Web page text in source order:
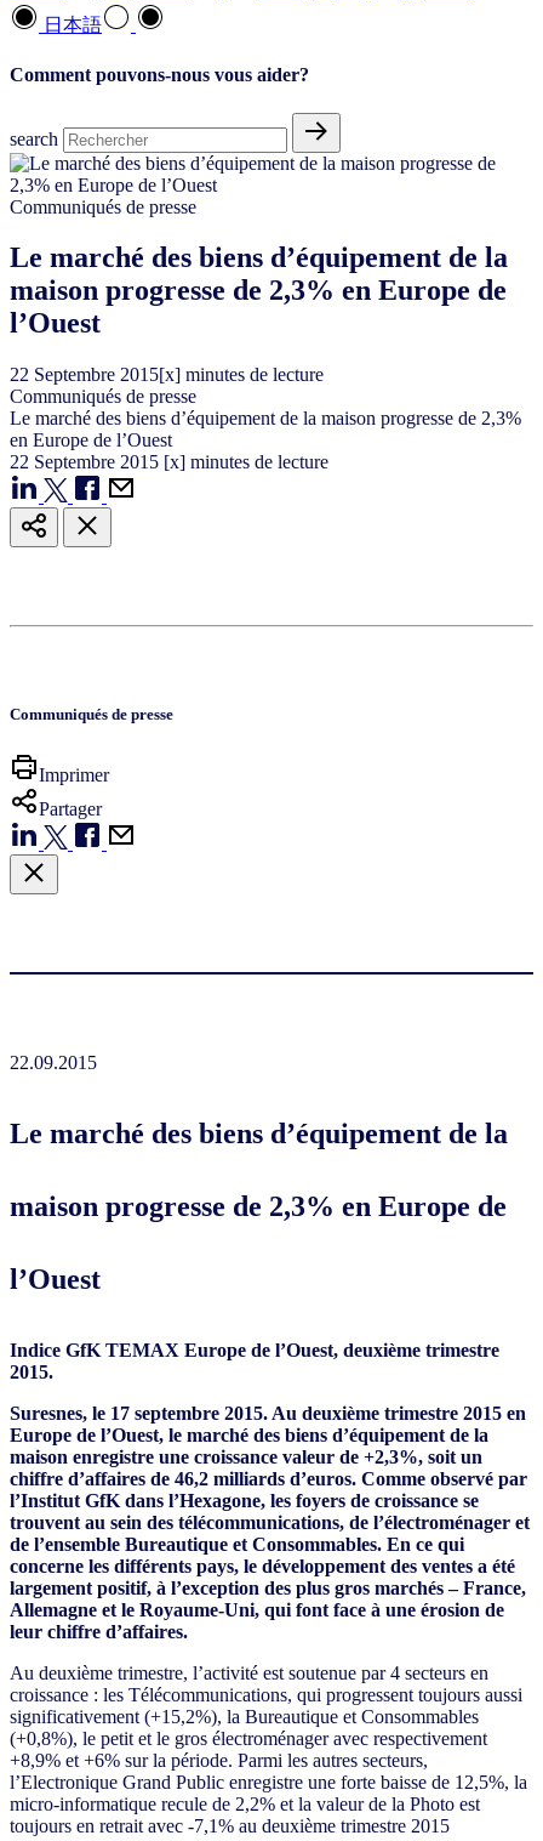
日本語
Comment pouvons-nous vous aider?
search
Communiqués de presse
Le marché des biens d’équipement de la
maison progresse de 2,3% en Europe de
l’Ouest
22 Septembre 2015[x] minutes de lecture
Communiqués de presse
Le marché des biens d’équipement de la maison progresse de 2,3%
en Europe de l’Ouest
22 Septembre 2015 [x] minutes de lecture
Communiqués de presse
Imprimer
Partager
22.09.2015
Le marché des biens d’équipement de la
maison progresse de 2,3% en Europe de
l’Ouest
Indice GfK TEMAX Europe de l’Ouest, deuxième trimestre
2015.
Suresnes, le 17 septembre 2015. Au deuxième trimestre 2015 en
Europe de l’Ouest, le marché des biens d’équipement de la
maison enregistre une croissance valeur de +2,3%, soit un
chiffre d’affaires de 46,2 milliards d’euros. Comme observé par
l’Institut GfK dans l’Hexagone, les foyers de croissance se
trouvent au sein des télécommunications, de l’électroménager et
de l’ensemble Bureautique et Consommables. En ce qui
concerne les différents pays, le développement des ventes a été
largement positif, à l’exception des plus gros marchés – France,
Allemagne et le Royaume-Uni, qui font face à une érosion de
leur chiffre d’affaires.
Au deuxième trimestre, l’activité est soutenue par 4 secteurs en
croissance : les Télécommunications, qui progressent toujours aussi
significativement (+15,2%), la Bureautique et Consommables
(+0,8%), le petit et le gros électroménager avec respectivement
+8,9% et +6% sur la période. Parmi les autres secteurs,
l’Electronique Grand Public enregistre une forte baisse de 12,5%, la
micro-informatique recule de 2,2% et la valeur de la Photo est
toujours en retrait avec -7,1% au deuxième trimestre 2015